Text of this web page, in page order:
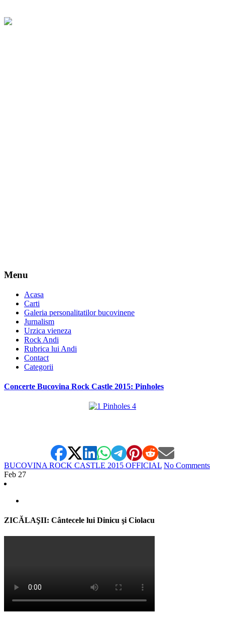
Menu
Acasa
Carti
Galeria personalitatilor bucovinene
Jurnalism
Urzica vieneza
Rock Andi
Rubrica lui Andi
Contact
Categorii
Concerte Bucovina Rock Castle 2015: Pinholes
BUCOVINA ROCK CASTLE 2015 OFFICIAL No Comments
Feb 27
ZICĂLAŞII: Cântecele lui Dinicu şi Ciolacu